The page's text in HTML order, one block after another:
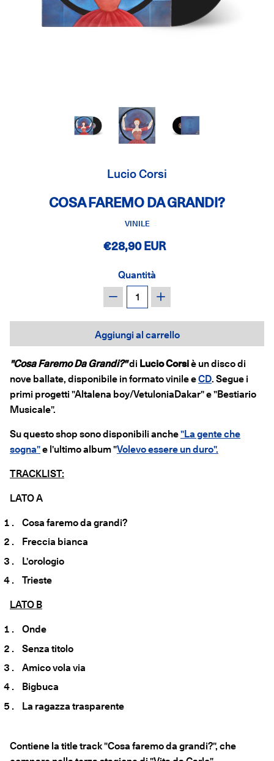
Lucio Corsi
COSA FAREMO DA GRANDI?
VINILE
€28,90 EUR
Quantità
Aggiungi al carrello
"Cosa Faremo Da Grandi?"di Lucio Corsiè un disco di
nove ballate, disponibile in formato vinile eCD. Segue i
primi progetti "Altalena boy/VetuloniaDakar" e "Bestiario
Musicale".
Su questo shop sono disponibili anche"La gente che
sogna"e l'ultimo album "Volevo essere un duro".
TRACKLIST:
LATO A
Cosa faremo da grandi?
Freccia bianca
L'orologio
Trieste
LATO B
Onde
Senza titolo
Amico vola via
Bigbuca
La ragazza trasparente
Contiene la title track "Cosa faremo da grandi?", che